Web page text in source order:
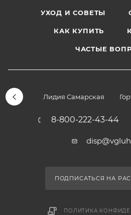
УХОД И СОВЕТЫ
КАК КУПИТЬ
ЧАСТЫЕ
Лидия Самарская
8-800-222-43-44
ПОДПИСАТЬСЯ НА
ПОЛИТИКА